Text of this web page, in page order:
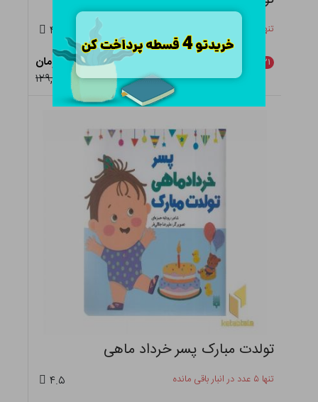
تنها ۲ عدد در انبار باقی مانده ۴.۵
۲۱
۱۰۱,۹۱۰ تومان
۱۲۹,۰۰۰
افزودن به سبد
تولدت مبارک پسر خرداد ماهی
تنها ۵ عدد در انبار باقی مانده ۴.۵